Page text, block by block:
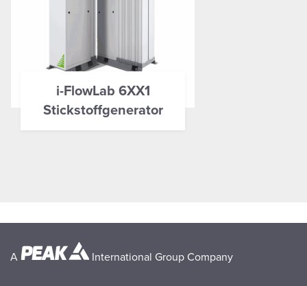
i-FlowLab 6XX1
Stickstoffgenerator
A International Group Company